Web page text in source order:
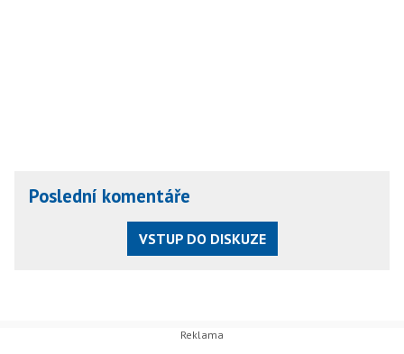
Poslední komentáře
VSTUP DO DISKUZE